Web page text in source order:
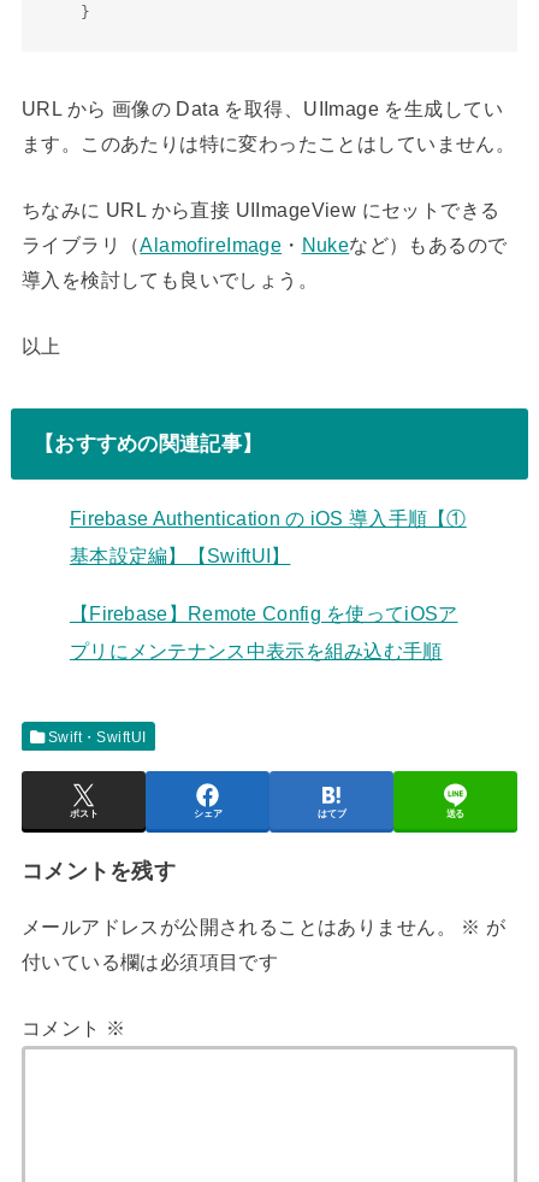
}
URL から 画像の Data を取得、UIImage を生成してい
ます。このあたりは特に変わったことはしていません。
ちなみに URL から直接 UIImageView にセットできる
ライブラリ（AlamofireImage ・ Nukeなど）もあるので
導入を検討しても良いでしょう。
以上
【おすすめの関連記事】
Firebase Authentication の iOS 導入手順【①
基本設定編】【SwiftUI】
【Firebase】Remote Config を使ってiOSア
プリにメンテナンス中表示を組み込む手順
Swift・SwiftUI
ポスト シェア はてブ 送る
コメントを残す
メールアドレスが公開されることはありません。 ※ が
付いている欄は必須項目です
コメント ※